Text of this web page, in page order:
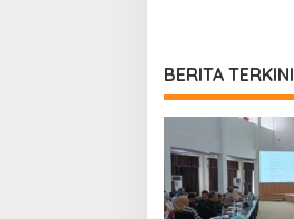
BERITA TERKINI